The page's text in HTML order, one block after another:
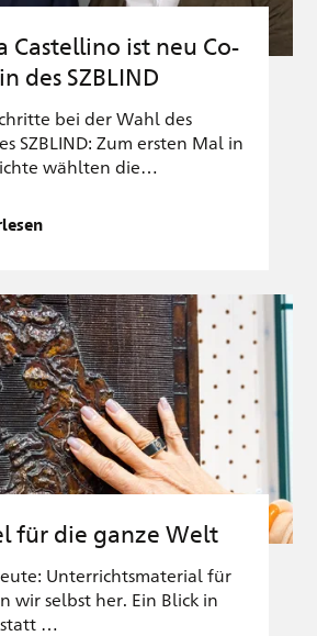
Castellino ist neu Co-
des SZBLIND
bei der Wahl des
SZBLIND: Zum ersten Mal in
wählten die…
für die ganze Welt
Unterrichtsmaterial für
wir selbst her. Ein Blick in
…